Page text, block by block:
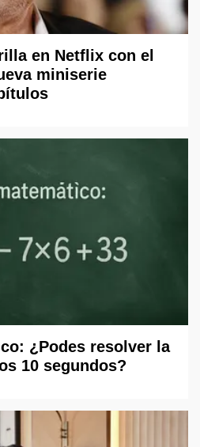
en Netflix con el
miniserie
¿Podes resolver la
10 segundos?